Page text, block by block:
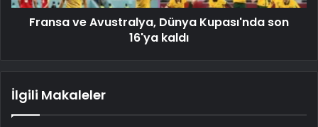
Fransa ve Avustralya, Dünya Kupası'nda son
16'ya kaldı
İlgili Makaleler